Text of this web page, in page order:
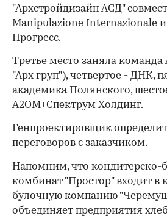
"Архстройдизайн АСД"
Manipulazione Internazionale
Прогресс.
Третье место заняла
"Арх груп"), четвертое - ДНК,
академика Полянского,
А2ОМ+Спектрум Холдинг.
Генпроектировщик
переговоров с заказчиком.
Напомним, что кондитерско-
комбинат "Простор" входит в
булочную компанию
объединяет предприятия